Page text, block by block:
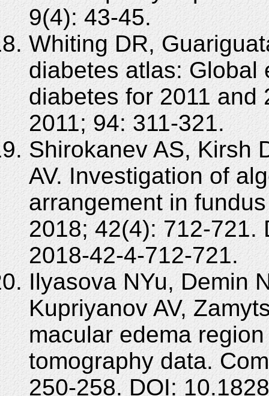
9(4): 43-45.
Whiting DR,
diabetes atlas: Global
diabetes for 2011 and
2011; 94: 311-321.
Shirokanev AS, Kirsh
AV. Investigation of
arrangement in
2018; 42(4): 712-721.
2018-42-4-712-721.
Ilyasova NYu, Demin
Kupriyanov AV,
macular edema
tomography data.
250-258. DOI: